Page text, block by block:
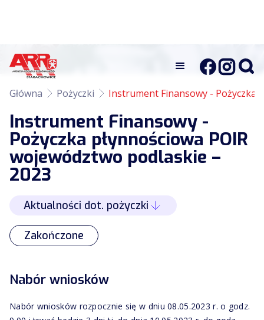
Główna Pożyczki Instrument Finansowy - Pożyczka
Instrument Finansowy -
Pożyczka płynnościowa POIR
województwo podlaskie –
2023
Aktualności dot. pożyczki
Zakończone
Nabór wniosków
Nabór wniosków rozpocznie się w dniu 08.05.2023 r. o godz.